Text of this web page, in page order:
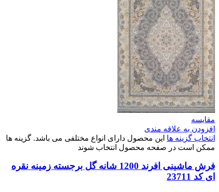
مقایسه
افزودن به علاقه مندی
انتخاب گزینه ها این محصول دارای انواع مختلفی می باشد. گزینه ها
ممکن است در صفحه محصول انتخاب شوند
فرش ماشینی افرند 1200 شانه گل برجسته زمینه نقره
ای کد 23711